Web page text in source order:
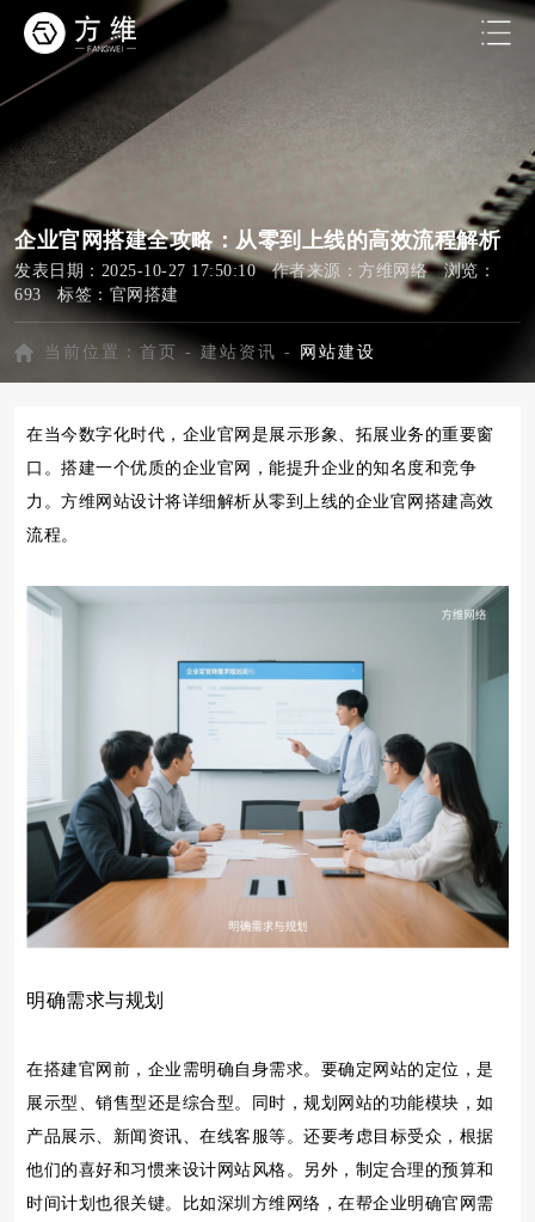
企业官网搭建全攻略：从零到上线的高效流程解析
发表日期：2025-10-27 17:50:10 作者来源：方维网络 浏览：
693 标签： 官网搭建
当前位置： 首页 - 建站资讯 - 网站建设
在当今数字化时代，企业官网是展示形象、拓展业务的重要窗
口。搭建一个优质的企业官网，能提升企业的知名度和竞争
力。方维网站设计将详细解析从零到上线的企业官网搭建高效
流程。
明确需求与规划
在搭建官网前，企业需明确自身需求。要确定网站的定位，是
展示型、销售型还是综合型。同时，规划网站的功能模块，如
产品展示、新闻资讯、在线客服等。还要考虑目标受众，根据
他们的喜好和习惯来设计网站风格。另外，制定合理的预算和
时间计划也很关键。比如深圳方维网络，在帮企业明确官网需